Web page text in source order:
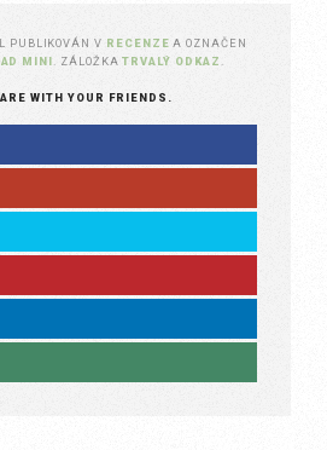
PUBLIKOVÁN V RECENZE A OZNAČEN
MINI . ZÁLOŽKATRVALÝ ODKAZ
WITH YOUR FRIENDS.